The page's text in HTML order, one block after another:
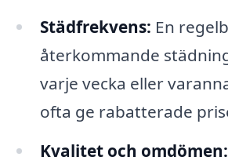
Städfrekvens: En
återkommande
varje vecka eller
ofta ge rabatterade
Kvalitet och omdömen: